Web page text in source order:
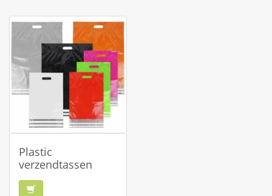
Plastic
verzendtassen